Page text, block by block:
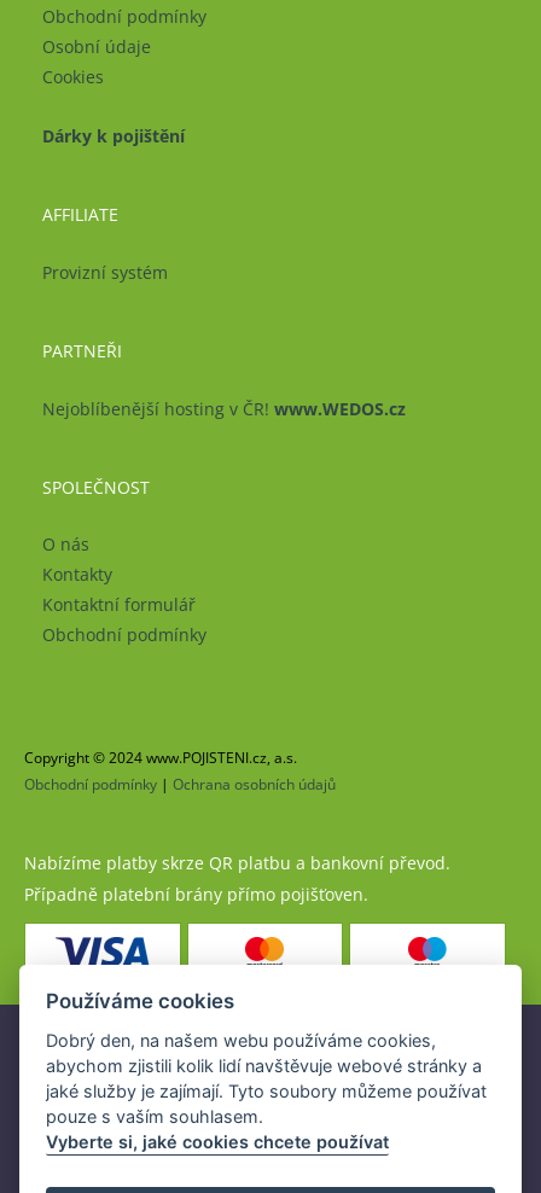
Obchodní podmínky
Osobní údaje
Cookies
Dárky k pojištění
AFFILIATE
Provizní systém
PARTNEŘI
Nejoblíbenější hosting v ČR! www.WEDOS.cz
SPOLEČNOST
O nás
Kontakty
Kontaktní formulář
Obchodní podmínky
Copyright © 2024 www.POJISTENI.cz, a.s.
Obchodní podmínky | Ochrana osobních údajů
Nabízíme platby skrze QR platbu a bankovní převod.
Případně platební brány přímo pojišťoven.
Pojistné produkty jsou nabízeny společností
www.POJISTENI.cz, a.s. na základě platné licence České
národní banky (ČNB).
Licence ČNB umožňuje www.POJISTENI.cz, a.s. poskytovat
Používáme cookies
Dobrý den, na našem webu používáme cookies,
abychom zjistili kolik lidí navštěvuje webové stránky a
jaké služby je zajímají. Tyto soubory můžeme používat
pouze s vaším souhlasem.
Vyberte si, jaké cookies chcete používat